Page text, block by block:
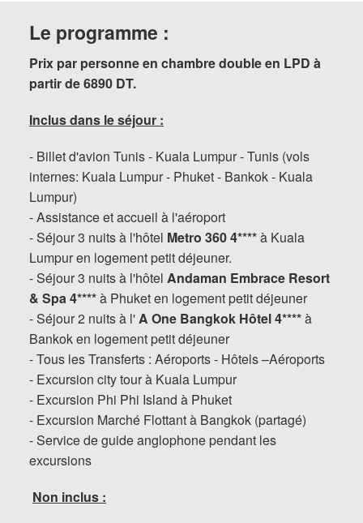
Le programme :
Prix par personne en chambre double en LPD à
partir de 6890 DT.
Inclus dans le séjour :
- Billet d'avion Tunis - Kuala Lumpur - Tunis (vols
internes: Kuala Lumpur - Phuket - Bankok - Kuala
Lumpur)
- Assistance et accueil à l'aéroport
- Séjour 3 nuits à l'hôtel Metro 360 4****à Kuala
Lumpur en logement petit déjeuner.
- Séjour 3 nuits à l'hôtel Andaman Embrace Resort
& Spa 4****à Phuket en logement petit déjeuner
- Séjour 2 nuits à l'A One Bangkok Hôtel 4****à
Bankok en logement petit déjeuner
- Tous les Transferts : Aéroports - Hôtels –Aéroports
- Excursion city tour à Kuala Lumpur
- Excursion Phi Phi Island à Phuket
- Excursion Marché Flottant à Bangkok (partagé)
- Service de guide anglophone pendant les
excursions
Non inclus :